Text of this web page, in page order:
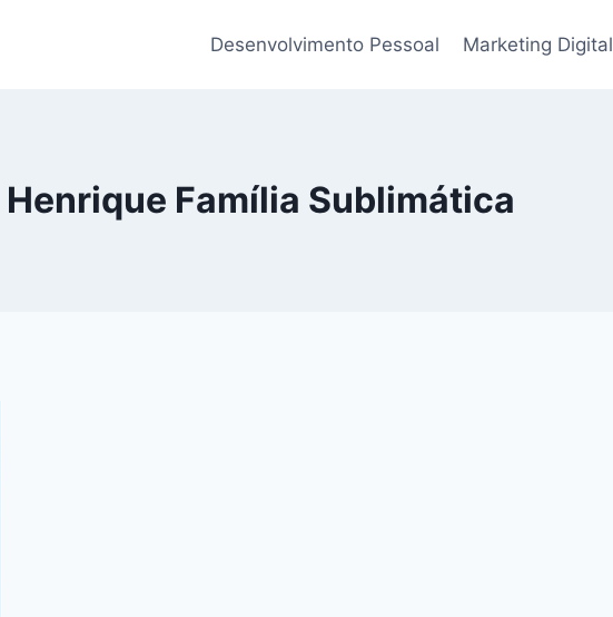
Desenvolvimento Pessoal Marketing Digital
Henrique Família Sublimática